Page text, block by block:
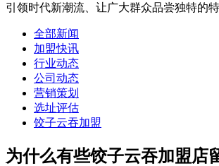
引领时代新潮流、让广大群众品尝独特的
全部新闻
加盟快讯
行业动态
公司动态
营销策划
选址评估
饺子云吞加盟
为什么有些饺子云吞加盟店